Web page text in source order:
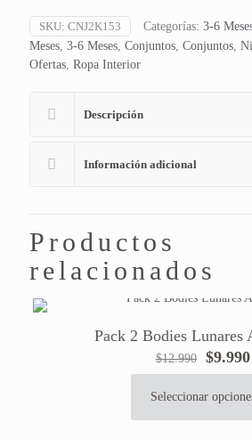
SKU: CNJ2K153 Categorías: 3-6
Meses, 3-6 Meses, Conjuntos, Conjuntos,
Ofertas, Ropa Interior
Descripción
Información adicional
Productos
relacionados
Pack 2 Bodies Lunares
$12.990
El
precio
$9.990
Seleccionar
producto